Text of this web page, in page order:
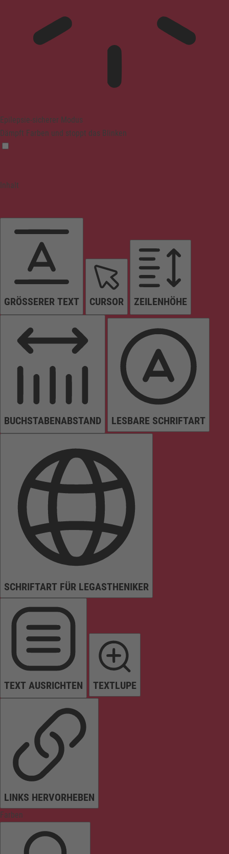
Epilepsie-sicherer Modus
Dämpft Farben und stoppt das Blinken
Inhalt
GRÖSSERER TEXT CURSOR ZEILENHÖHE
BUCHSTABENABSTAND LESBARE SCHRIFTART
SCHRIFTART FÜR LEGASTHENIKER
TEXT AUSRICHTEN TEXTLUPE
LINKS HERVORHEBEN
Farben